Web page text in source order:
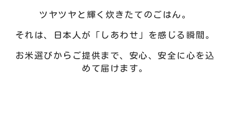
ツヤツヤと輝く炊きたてのごはん。
それは、日本人が「しあわせ」を感じる瞬間。
お米選びからご提供まで、安心、安全に心を込
めて届けます。